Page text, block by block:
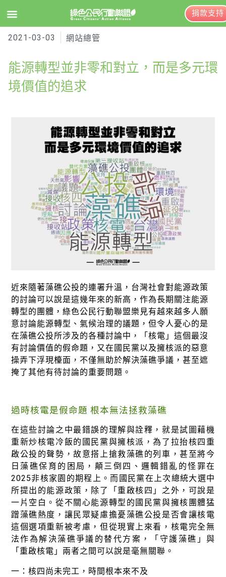
關於綠盟
綠盟團隊
捐款徵信
年度報告與財報
透明足跡
綠盟觀點
新聞稿及聲明
投書及專欄
工作側記
參與綠盟
捐款支持
徵才資訊
活動行事曆
活動紀錄
教育推廣申請
加入志工
EN
捐款支持
2021-03-03 網站總管
能源轉型並非零和對立，而是多元環
境價值的追求
近來隨著藻礁公投的連署升溫，台灣社會對能源政策
的討論可以說是這幾年來的新高，作為長期關注能源
轉型的團體，綠色公民行動聯盟樂見有越來越多人願
意討論能源轉型、氣候治理的議題，但令人憂心的是
在藻礁公投所涉及的各種討論中，「核電」這個最沒
有討論價值的假命題，又在國民黨以及擁核派的惡意
操弄下浮現檯面，不僅無助於解決藻礁爭議，甚至遮
掩了其他有待討論的重要問題。
過時核電是假命題 根本無法拯救藻礁
在這些討論之中最錯誤的理解與詮釋，就是試圖藉機
重新炒核電冷飯的國民黨與擁核派，為了拉抬核四重
啟公投的聲勢，故意搭上搶救藻礁的列車，甚至將今
日藻礁保育的困局，顛三倒四、邏輯錯亂的怪罪在
2025非核家園的期程上。而國民黨在上次總統大選中
所提出的能源政策，除了「重啟核四」之外，可說是
一片空白。從不關心能源轉型的國民黨與擁核團體猛
蹭藻礁熱度，讓民眾疑慮擔憂藻礁公投是否會讓核電
這個選項重新被考慮，但從現實上來看，核電完全無
法作為解決藻礁爭議的替代方案，「守護藻礁」與
「重啟核電」兩者之間可以說是毫無關聯。
一：核四尚未完工，時間根本來不及